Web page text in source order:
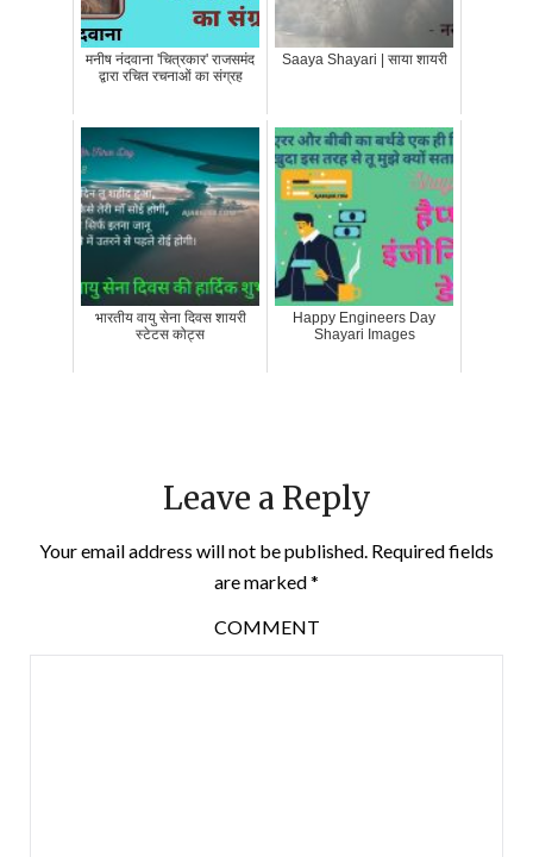
मनीष नंदवाना 'चित्रकार' राजसमंद
द्वारा रचित रचनाओं का संग्रह
Saaya Shayari | साया शायरी
भारतीय वायु सेना दिवस शायरी
स्टेटस कोट्स
Happy Engineers Day
Shayari Images
Leave a Reply
Your email address will not be published. Required fields
are marked*
COMMENT